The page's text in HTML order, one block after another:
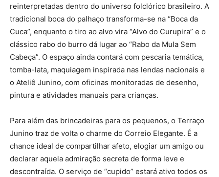
reinterpretadas dentro do universo folclórico brasileiro. A
tradicional boca do palhaço transforma-se na “Boca da
Cuca”, enquanto o tiro ao alvo vira “Alvo do Curupira” e o
clássico rabo do burro dá lugar ao “Rabo da Mula Sem
Cabeça”. O espaço ainda contará com pescaria temática,
tomba-lata, maquiagem inspirada nas lendas nacionais e
o Ateliê Junino, com oficinas monitoradas de desenho,
pintura e atividades manuais para crianças.
Para além das brincadeiras para os pequenos, o Terraço
Junino traz de volta o charme do Correio Elegante. É a
chance ideal de compartilhar afeto, elogiar um amigo ou
declarar aquela admiração secreta de forma leve e
descontraída. O serviço de “cupido” estará ativo todos os